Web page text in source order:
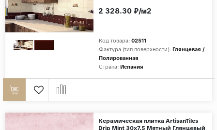
Код товара: 02511
Фактура (тип поверхности): Глянцевая /
Полированная
Страна: Испания
2 328.30 ₽/м2
Керамическая плитка ArtisanTiles
Drip Mint 30x7,5 Мятный Глянцевый